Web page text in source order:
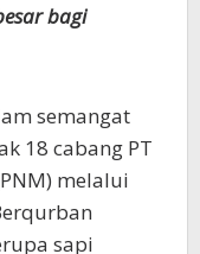
bagi
semangat
18 cabang PT
melalui
sapi